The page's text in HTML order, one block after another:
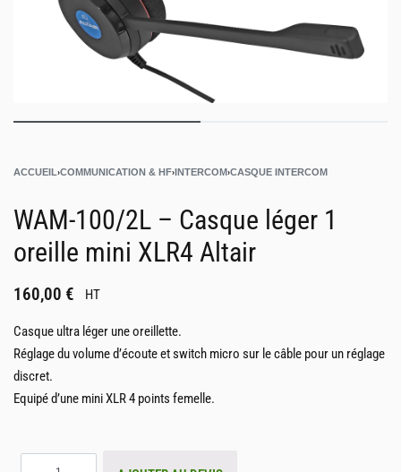
ACCUEIL›COMMUNICATION & HF› INTERCOM›CASQUE INTERCOM
WAM-100/2L – Casque léger 1
oreille mini XLR4 Altair
160,00 € HT
Casque ultra léger une oreillette.
Réglage du volume d’écoute et switch micro sur le câble pour un réglage
discret.
Equipé d’une mini XLR 4 points femelle.